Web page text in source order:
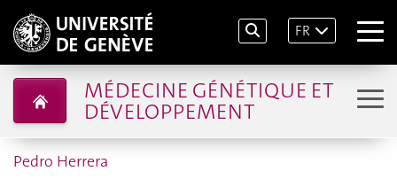
FR
MÉDECINE GÉNÉTIQUE ET
DÉVELOPPEMENT
Pedro Herrera